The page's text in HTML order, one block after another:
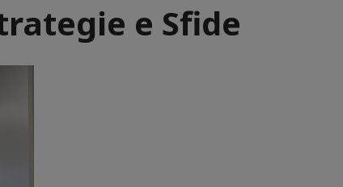
e Sfide